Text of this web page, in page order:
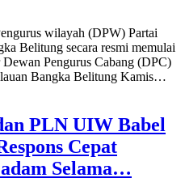
wilayah (DPW) Partai
Belitung secara resmi memulai
Dewan Pengurus Cabang (DPC)
Bangka Belitung Kamis…
PLN UIW Babel
Cepat
Selama…